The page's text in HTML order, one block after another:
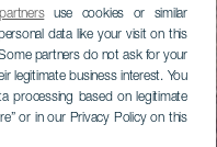
use cookies or similar
data like your visit on this
partners do not ask for your
legitimate business interest. You
processing based on legitimate
or in our Privacy Policy on this